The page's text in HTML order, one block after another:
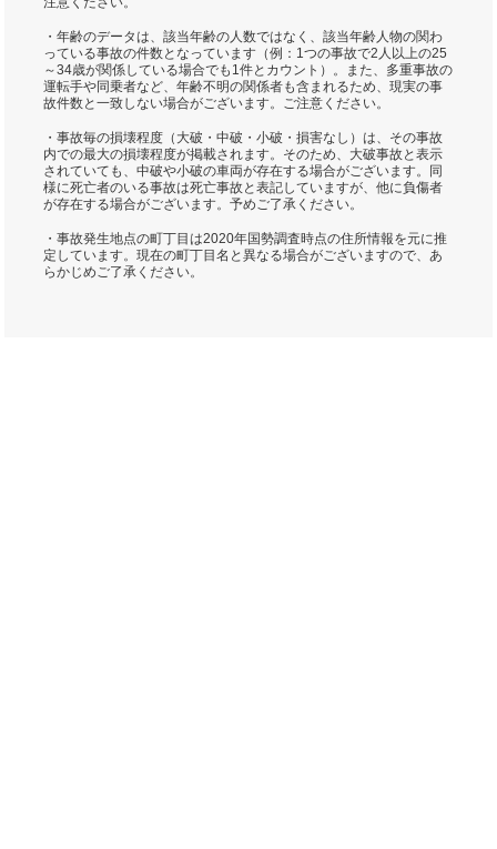
・年齢のデータは、該当年齢の人数ではなく、該当年齢人物の関わ
っている事故の件数となっています（例：1つの事故で2人以上の25
～34歳が関係している場合でも1件とカウント）。また、多重事故の
運転手や同乗者など、年齢不明の関係者も含まれるため、現実の事
故件数と一致しない場合がございます。ご注意ください。
・事故毎の損壊程度（大破・中破・小破・損害なし）は、その事故
内での最大の損壊程度が掲載されます。そのため、大破事故と表示
されていても、中破や小破の車両が存在する場合がございます。同
様に死亡者のいる事故は死亡事故と表記していますが、他に負傷者
が存在する場合がございます。予めご了承ください。
・事故発生地点の町丁目は2020年国勢調査時点の住所情報を元に推
定しています。現在の町丁目名と異なる場合がございますので、あ
らかじめご了承ください。